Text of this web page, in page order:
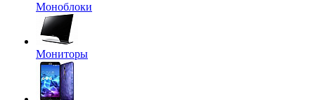
Моноблоки
Мониторы